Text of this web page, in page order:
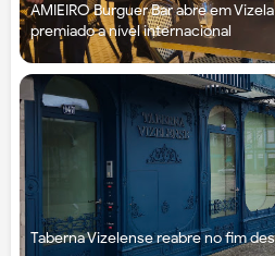
AMIEIRO Burguer Bar abre em
premiado a nível internacional
Taberna Vizelense reabre no fim